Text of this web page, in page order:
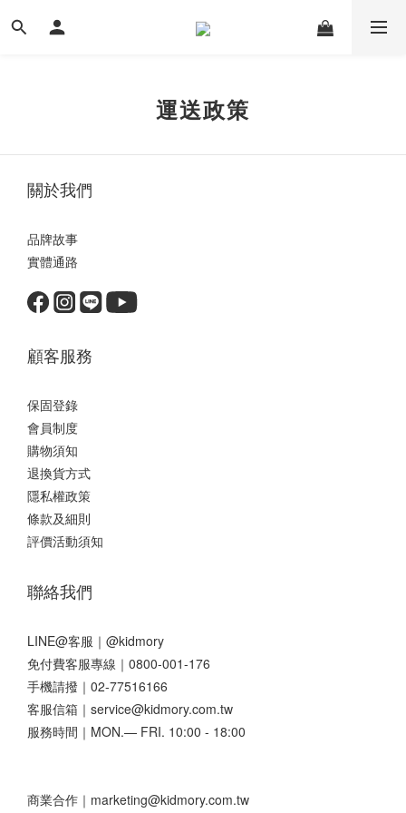
運送政策
關於我們
品牌故事
實體通路
顧客服務
保固登錄
會員制度
購物須知
退換貨方式
隱私權政策
條款及細則
評價活動須知
聯絡我們
LINE@客服｜ @kidmory
免付費客服專線｜0800-001-176
手機請撥｜02-77516166
客服信箱｜service@kidmory.com.tw
服務時間｜MON.— FRI. 10:00 - 18:00
商業合作｜marketing@kidmory.com.tw